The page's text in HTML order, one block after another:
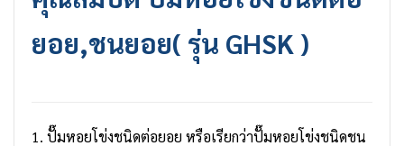
ยอย,ชนยอย( รุ่น GHSK )
1. ปั๊มหอยโข่งชนิดต่อยอย หรือเรียกว่าปั๊มหอยโข่งชนิดชน